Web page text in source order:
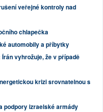
veřejné kontroly nad
chlapečka
automobily a příbytky
vyhrožuje, že v případě
krizi srovnatelnou s
podpory izraelské armády